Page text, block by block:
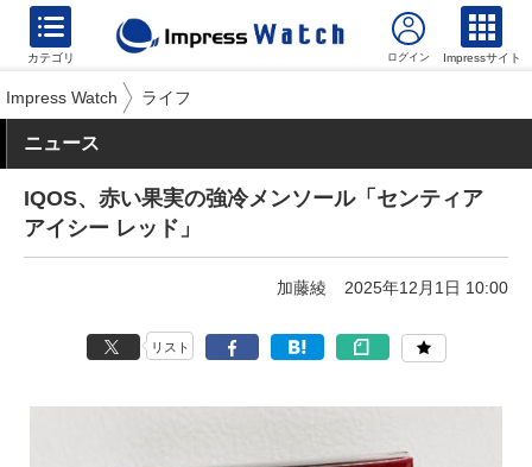
カテゴリ Impressサイト
Impress Watch ライフ
ニュース
IQOS、赤い果実の強冷メンソール「センティア
アイシー レッド」
加藤綾 2025年12月1日 10:00
リスト